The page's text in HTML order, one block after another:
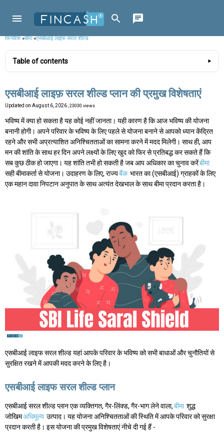
फिनकैश»बीमा»एसबीआई लाइफ सरल शील्ड
Table of contents
एसबीआई लाइफ़ सरल शील्ड प्लान की प्रमुख विशेषताएं
Updated on August 6, 2026 , 23030 views
भविष्य में क्या हो सकता है यह कोई नहीं जानता। यही कारण है कि आज भविष्य की योजना
बनानी होगी। अपने परिवार के भविष्य के लिए पहले से योजना बनाने से आपको ध्यान केंद्रित
रहने और सभी अप्रत्याशित अनिश्चितताओं का सामना करने में मदद मिलेगी। साथ ही, आप
मन की शांति के साथ हर दिन अपने लक्ष्यों के लिए खुद को फिर से प्रतिबद्ध कर सकते हैं कि
सब कुछ ठीक हो जाएगा। यह शांति तभी हो सकती है जब आप अधिकार का चुनाव करेंबीमा
सही बीमाकर्ता से योजना। उदाहरण के लिए, राज्यबैंक भारत का (एसबीआई) ग्राहकों के लिए
एक महान दावा निपटान अनुपात के साथ अत्यंत देखभाल के साथ बीमा प्रदान करता है।
एसबीआई लाइफ सरल शील्ड यहां आपके परिवार के भविष्य को सभी बाधाओं और चुनौतियों से
सुरक्षित रखने में आपकी मदद करने के लिए है।
एसबीआई लाइफ सरल शील्ड प्लान
एसबीआई सरल शील्ड प्लान एक व्यक्तिगत, गैर-लिंक्ड, गैर-भाग लेने वाला,बीमा शुद्ध
जोखिमअधिमूल्य उत्पाद। यह योजना अनिश्चितताओं की स्थिति में आपके परिवार को सुरक्षा
प्रदान करती है। इस योजना की प्रमुख विशेषताएं नीचे दी गई हैं -